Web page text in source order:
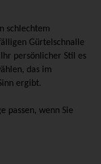
schlechtem
Gürtelschnalle
persönlicher Stil es
das im
ergibt.
passen, wenn Sie